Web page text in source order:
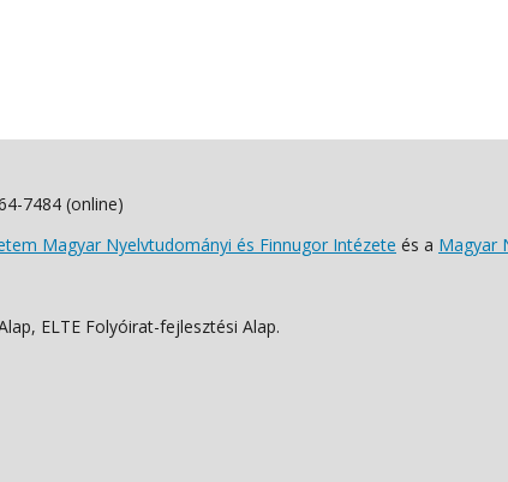
7484 (online)
Magyar Nyelvtudományi és Finnugor Intézete és a Magyar
ELTE Folyóirat-fejlesztési Alap.